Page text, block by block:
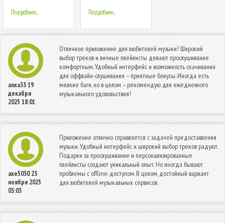
Подробнее... Подробнее...
anxa3319
декабря
2025 18:01
Отличное приложение для любителей музыки! Широкий
выбор треков и личные плейлисты делают прослушивание
комфортным. Удобный интерфейс и возможность скачивания
для оффлайн-слушивания – приятные бонусы. Иногда есть
мелкие баги, но в целом – рекомендую для ежедневного
музыкального удовольствия!
axe5030 23
ноября 2025
03:03
Приложение отлично справляется с задачей предоставления
музыки. Удобный интерфейс и широкий выбор треков радуют.
Подарки за прослушивание и персонализированные
плейлисты создают уникальный опыт. Но иногда бывают
проблемы с offline-доступом. В целом, достойный вариант
для любителей музыкальных сервисов.